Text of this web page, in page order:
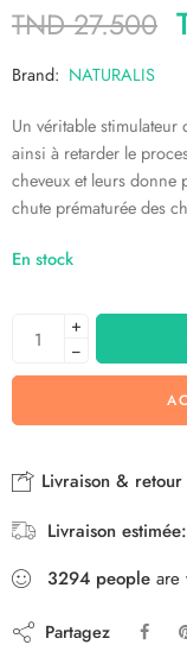
TND27.500
Brand: NATURALIS
Un véritable
ainsi à retarder le
cheveux et leurs donne
chute prématurée des
En stock
+
−
Livraison & retour
Livraison estimée:
3294 people are
Partagez